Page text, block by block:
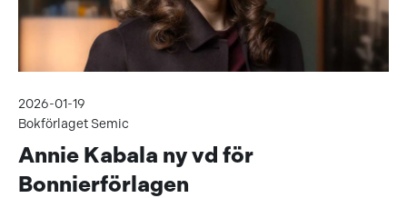
2026-01-19
Bokförlaget Semic
Annie Kabala ny vd för
Bonnierförlagen